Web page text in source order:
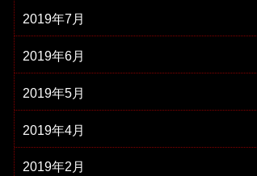
2019年7月
2019年6月
2019年5月
2019年4月
2019年2月